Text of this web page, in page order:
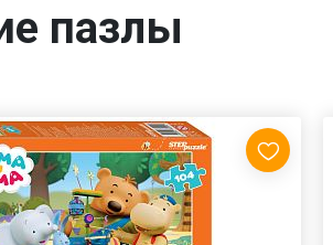
пазлы